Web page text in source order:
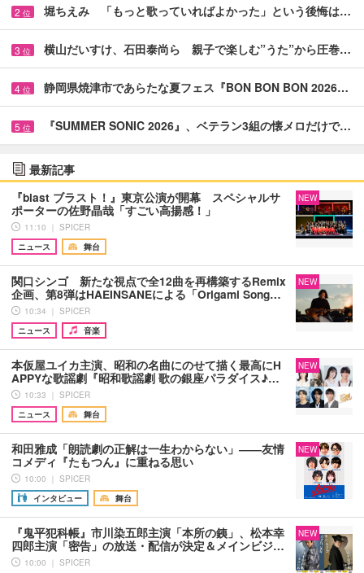
2 位 堀ちえみ 「もっと歌っていればよかった」という後悔は…
3 位 横山だいすけ、石田泰尚ら 親子で楽しむ”うた”から圧巻…
4 位 静岡県焼津市であらたな夏フェス『BON BON BON 2026…
5 位 『SUMMER SONIC 2026』、ベテラン3組の懐メロだけで…
最新記事
『blast ブラスト！』東京公演が開幕 スペシャルサ
ポーターの佐野晶哉「すごい高揚感！」
11:10 ｜ SPICER
ニュース
舞台
NEW
関口シンゴ 新たな視点で全12曲を再構築するRemix
企画、第8弾はHAEINSANEによる「Origami Song…
10:34 ｜ SPICER
ニュース
音楽
NEW
本仮屋ユイカ主演、昭和の名曲にのせて描く最高にH
APPYな歌謡劇『昭和歌謡劇 歌の銀座パラダイス♪…
10:33 ｜ SPICER
ニュース
舞台
NEW
和田雅成「朗読劇の正解は一生わからない」――友情
コメディ『たもつん』に重ねる思い
10:00 ｜ SPICER
インタビュー
舞台
NEW
『鬼平犯科帳』市川染五郎主演「本所の銕」、松本幸
四郎主演「密告」の放送・配信が決定＆メインビジ…
10:00 ｜ SPICER
NEW